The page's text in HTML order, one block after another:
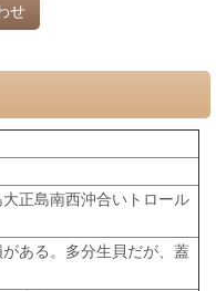
せ
正島南西沖合いトロール
ある。多分生貝だが、蓋